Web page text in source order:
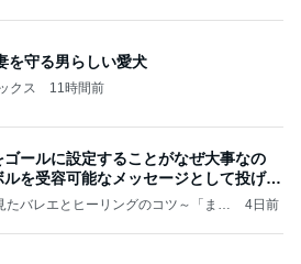
を守る男らしい愛犬
クス 11時間前
ゴールに設定することがなぜ大事なの
を受容可能なメッセージとして投げる
たバレエとヒーリングのコツ～「まと
4日前